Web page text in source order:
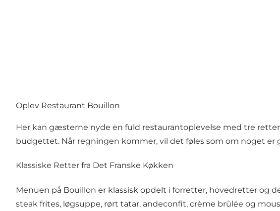
Oplev Restaurant Bouillon
Her kan gæsterne nyde en fuld restaurantoplevelse med tre
budgettet. Når regningen kommer, vil det føles som om noget
Klassiske Retter fra Det Franske Køkken
Menuen på Bouillon er klassisk opdelt i forretter, hovedretter og
steak frites, løgsuppe, rørt tatar, andeconfit, crème brûlée og